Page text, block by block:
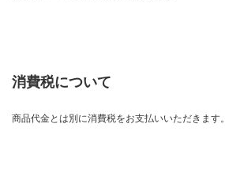
消費税について
商品代金とは別に消費税をお支払いいただきます。